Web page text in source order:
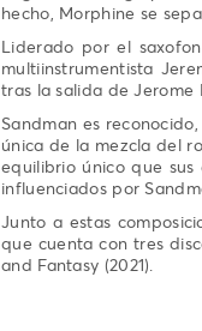
hecho, Morphine se
Liderado por el
multiinstrumentista
tras la salida de Jerome
Sandman es
única de la mezcla del
equilibrio único que sus
influenciados por
Junto a estas
que cuenta con tres
and Fantasy (2021).